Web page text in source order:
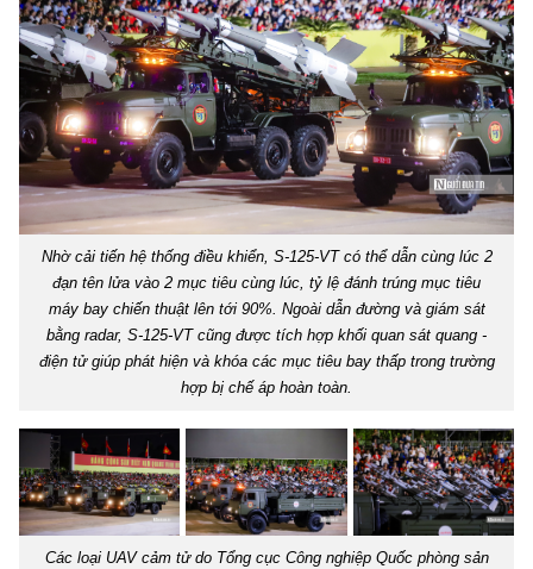
Nhờ cải tiến hệ thống điều khiển, S-125-VT có thể dẫn cùng lúc 2
đạn tên lửa vào 2 mục tiêu cùng lúc, tỷ lệ đánh trúng mục tiêu
máy bay chiến thuật lên tới 90%. Ngoài dẫn đường và giám sát
bằng radar, S-125-VT cũng được tích hợp khối quan sát quang -
điện tử giúp phát hiện và khóa các mục tiêu bay thấp trong trường
hợp bị chế áp hoàn toàn.
Các loại UAV cảm tử do Tổng cục Công nghiệp Quốc phòng sản